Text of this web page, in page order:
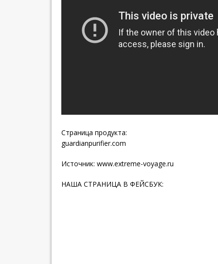
Страница продукта:
guardianpurifier.com
Источник: www.extreme-voyage.ru
НАША СТРАНИЦА В ФЕЙСБУК: